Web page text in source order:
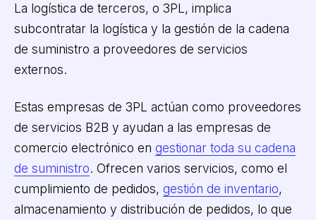
La logística de terceros, o 3PL, implica
subcontratar la logística y la gestión de la cadena
de suministro a proveedores de servicios
externos.
Estas empresas de 3PL actúan como proveedores
de servicios B2B y ayudan a las empresas de
comercio electrónico en gestionar toda su cadena
de suministro. Ofrecen varios servicios, como el
cumplimiento de pedidos, gestión de inventario,
almacenamiento y distribución de pedidos, lo que